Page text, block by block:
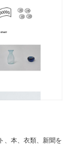
、本、衣類、新聞を